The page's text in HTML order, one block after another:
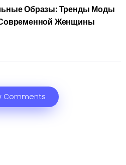
Образы: Тренды Моды
Женщины
Comments